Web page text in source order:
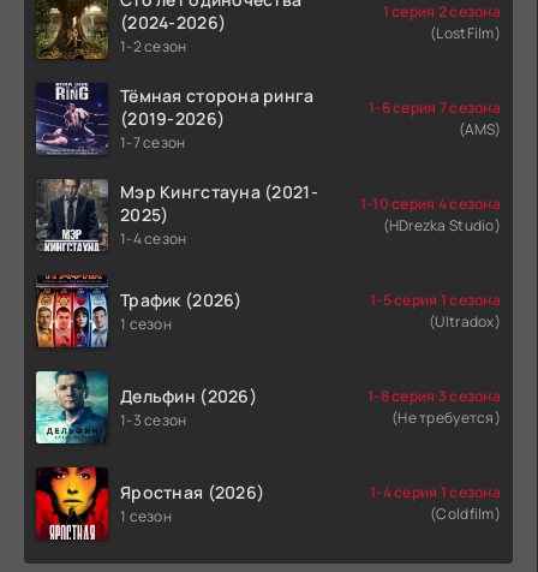
(2024-2026)
1-2 сезон
1 серия 2 сезона
(LostFilm)
Тёмная сторона ринга
(2019-2026)
1-7 сезон
1-6 серия 7 сезона
(AMS)
Мэр Кингстауна (2021-
2025)
1-4 сезон
1-10 серия 4 сезона
(HDrezka Studio)
Трафик (2026)
1 сезон
1-5 серия 1 сезона
(Ultradox)
Дельфин (2026)
1-3 сезон
1-8 серия 3 сезона
(Не требуется)
Яростная (2026)
1 сезон
1-4 серия 1 сезона
(Coldfilm)